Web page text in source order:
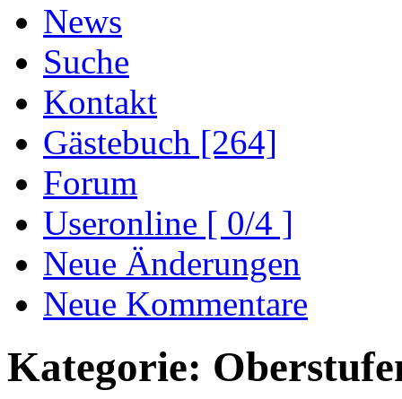
News
Suche
Kontakt
Gästebuch [264]
Forum
Useronline [ 0/4 ]
Neue Änderungen
Neue Kommentare
Kategorie: